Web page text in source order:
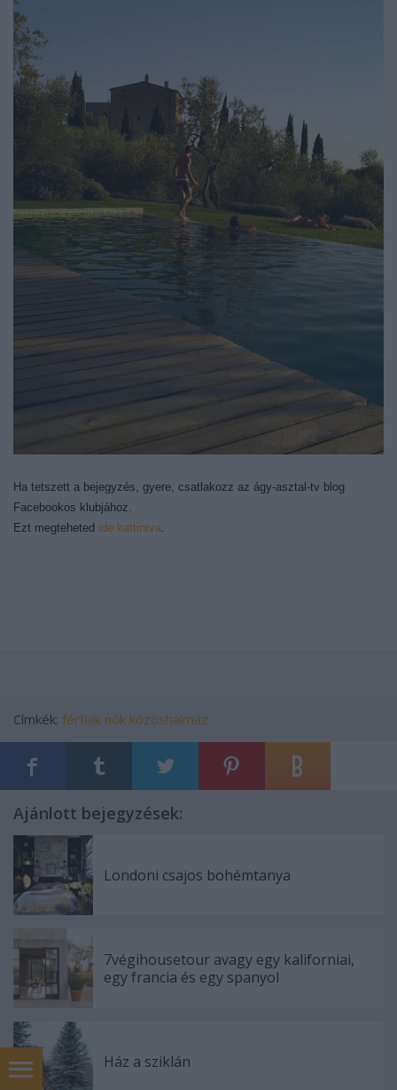
Ha tetszett a bejegyzés, gyere, csatlakozz az ágy-asztal-tv blog
Facebookos klubjához.
Ezt megteheted ide kattintva
Címkék: férfiak nők közöshalmaz
Ajánlott bejegyzések:
Londoni csajos bohémtanya
7végihousetour avagy egy kaliforniai,
egy francia és egy spanyol
Ház a sziklán